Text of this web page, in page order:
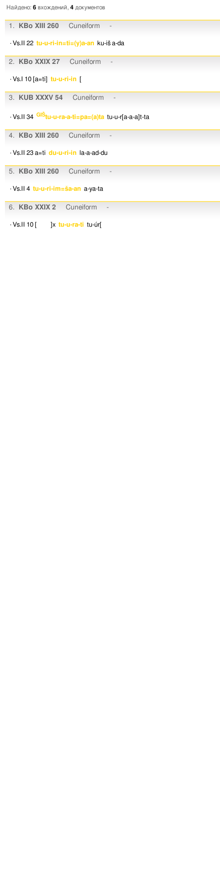
Найдено: 6 вхождений, 4 документов
1. KBo XIII 260 Cuneiform -
· Vs.II 22 tu-u-ri-in=ti=(y)a-an ku-iš a-da
2. KBo XXIX 27 Cuneiform -
· Vs.I 10 [a=ti] tu-u-ri-in [
3. KUB XXXV 54 Cuneiform -
· Vs.II 34 GIŠtu-u-ra-a-ti=pa=(a)ta tu-u-r[a-a-a]t-ta
4. KBo XIII 260 Cuneiform -
· Vs.II 23 a=ti du-u-ri-in la-a-ad-du
5. KBo XIII 260 Cuneiform -
· Vs.II 4 tu-u-ri-im=ša-an a-ya-ta
6. KBo XXIX 2 Cuneiform -
· Vs.II 10 [ ]x tu-u-ra-ti tu-úr[